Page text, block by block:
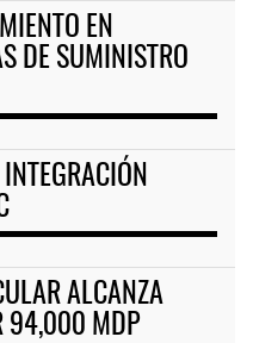
EN
DE SUMINISTRO
ALCANZA
94,000 MDP